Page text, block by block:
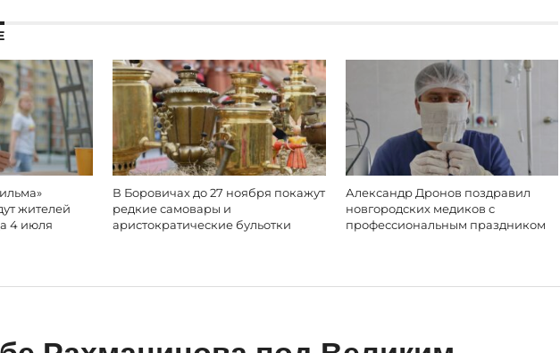
жителей
4 июля
В Боровичах до 27 ноября покажут
редкие самовары и
аристократические бульотки
Александр Дронов поздравил
новгородских медиков с
профессиональным праздником